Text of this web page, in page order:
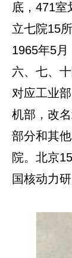
底，471室
立七院15
1965年5月
六、七、
对应工业
机部，改
部分和其
院。北京
国核动力